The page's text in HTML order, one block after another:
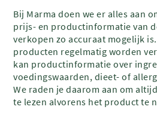
Bij Marma doen we er alles aan
prijs- en productinformatie van
verkopen zo accuraat mogelijk
producten regelmatig worden
kan productinformatie over
voedingswaarden, dieet- of
We raden je daarom aan om
te lezen alvorens het product te